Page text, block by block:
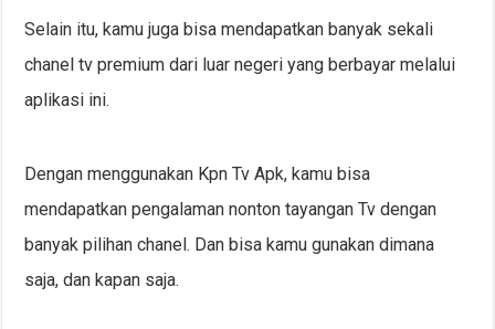
Selain itu, kamu juga bisa mendapatkan banyak sekali
chanel tv premium dari luar negeri yang berbayar melalui
aplikasi ini.
Dengan menggunakan Kpn Tv Apk, kamu bisa
mendapatkan pengalaman nonton tayangan Tv dengan
banyak pilihan chanel. Dan bisa kamu gunakan dimana
saja, dan kapan saja.